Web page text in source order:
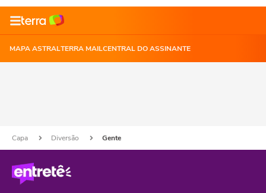
MAPA ASTRALTERRA MAILCENTRAL DO ASSINANTE
Capa Diversão Gente